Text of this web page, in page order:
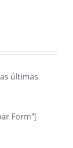
últimas
Form"]